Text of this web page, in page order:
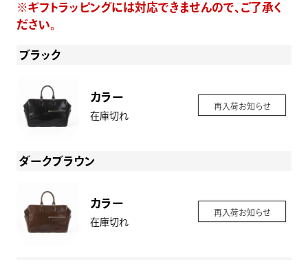
ブラック
カラー
在庫切れ
再入荷お知らせ
ダークブラウン
カラー
在庫切れ
再入荷お知らせ